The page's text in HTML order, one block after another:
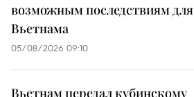
возможным последствиям для
Вьетнама
05/08/2026 09:10
Вьетнам передал кубинскому